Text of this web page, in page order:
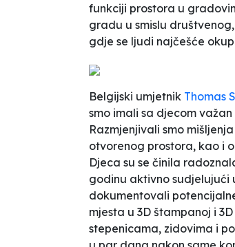
funkciji prostora u
gradu u smislu
gdje se ljudi najčešće
Belgijski umjetnik Thomas
smo imali sa djecom
Razmjenjivali smo
otvorenog prostora, kao i
Djeca su se činila
godinu aktivno sudjelujući
dokumentovali
mjesta u 3D štampanoj i
stepenicama, zidovima i